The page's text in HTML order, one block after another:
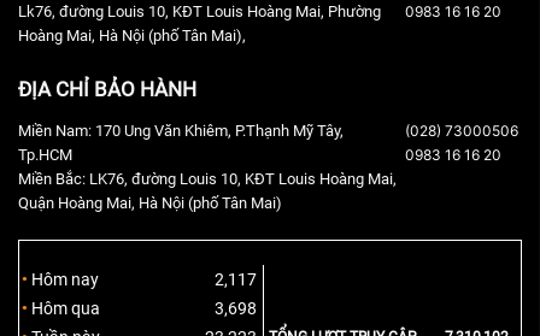
Lk76, đường Louis 10, KĐT Louis Hoàng Mai, Phường
Hoàng Mai, Hà Nội (phố Tân Mai),
0983 16 16 20
ĐỊA CHỈ BẢO HÀNH
Miền Nam: 170 Ung Văn Khiêm, P.Thạnh Mỹ Tây,
Tp.HCM
Miền Bắc: LK76, đường Louis 10, KĐT Louis Hoàng Mai,
Quận Hoàng Mai, Hà Nội (phố Tân Mai)
(028) 73000506
0983 16 16 20
Hôm nay
2,117
Hôm qua
3,698